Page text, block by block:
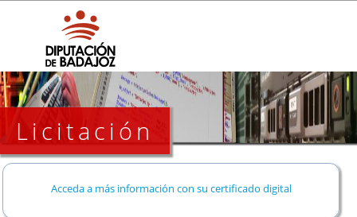
Licitación
Acceda a más información con su certificado digital